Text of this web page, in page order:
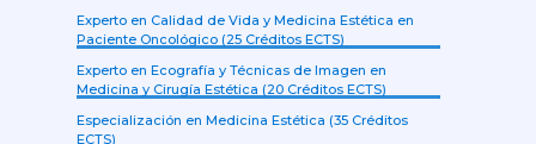
Experto en Calidad de Vida y Medicina Estética en
Paciente Oncológico (25 Créditos ECTS)
Experto en Ecografía y Técnicas de Imagen en
Medicina y Cirugía Estética (20 Créditos ECTS)
Especialización en Medicina Estética (35 Créditos
ECTS)